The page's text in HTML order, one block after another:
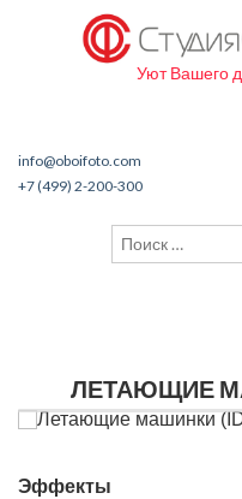
Уют Вашего
info@oboifoto.com
+7 (499) 2-200-300
ЛЕТАЮЩИЕ
Эффекты